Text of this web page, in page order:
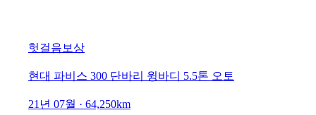
헛걸음보상
현대 파비스 300 단바리 윙바디 5.5톤 오토
21년 07월 · 64,250km